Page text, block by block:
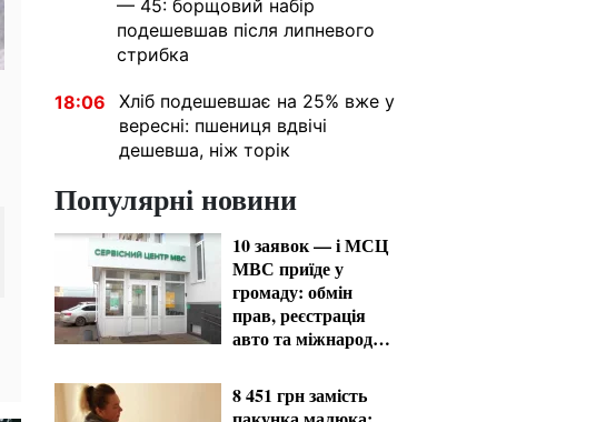
— 45: борщовий набір
подешевшав після липневого
стрибка
18:06
Хліб подешевшає на 25% вже у
вересні: пшениця вдвічі
дешевша, ніж торік
Популярні новини
10 заявок — і МСЦ
МВС приїде у
громаду: обмін
прав, реєстрація
авто та міжнародне
8 451 грн замість